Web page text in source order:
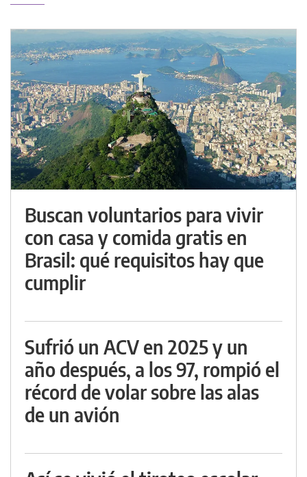
Buscan voluntarios para vivir
con casa y comida gratis en
Brasil: qué requisitos hay que
cumplir
Sufrió un ACV en 2025 y un
año después, a los 97, rompió el
récord de volar sobre las alas
de un avión